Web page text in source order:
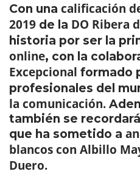
Con una calificación
2019 de la DO Ribera
historia por ser la
online, con la
Excepcional formado
profesionales del
la comunicación.
también se
que ha sometido a
blancos con Albillo
Duero.